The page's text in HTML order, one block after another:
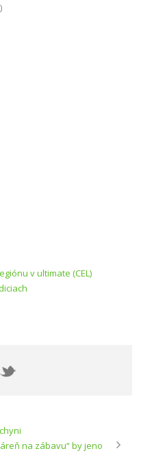
v ultimate (CEL)
na zábavu“ by jeno